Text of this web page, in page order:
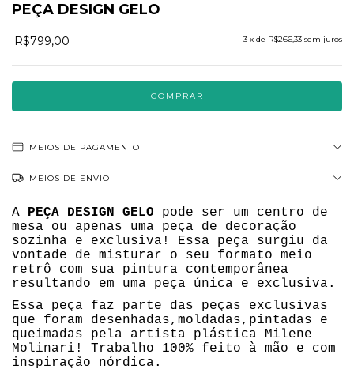
PEÇA DESIGN GELO
R$799,00 3 x de R$266,33 sem juros
MEIOS DE PAGAMENTO
MEIOS DE ENVIO
A PEÇA DESIGN GELO pode ser um centro de
mesa ou apenas uma peça de decoração
sozinha e exclusiva! Essa peça surgiu da
vontade de misturar o seu formato meio
retrô com sua pintura contemporânea
resultando em uma peça única e exclusiva.
Essa peça faz parte das peças exclusivas
que foram desenhadas,moldadas,pintadas e
queimadas pela artista plástica Milene
Molinari! Trabalho 100% feito à mão e com
inspiração nórdica.